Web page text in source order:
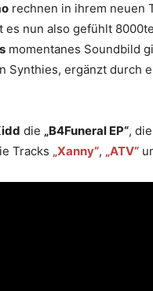
rechnen in ihrem neuen
nun also gefühlt
momentanes Soundbild
Synthies, ergänzt durch
die „B4Funeral EP“,
Tracks „Xanny“, „ATV“